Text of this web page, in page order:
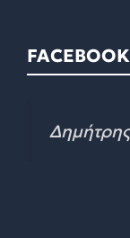
FACEBOOK